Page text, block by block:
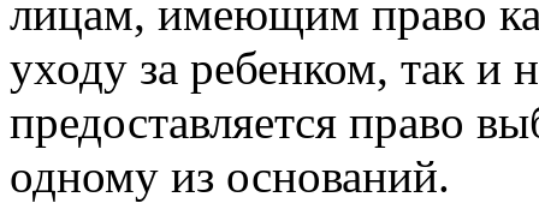
лицам, имеющим право
уходу за ребенком, так и
предоставляется право
одному из оснований.